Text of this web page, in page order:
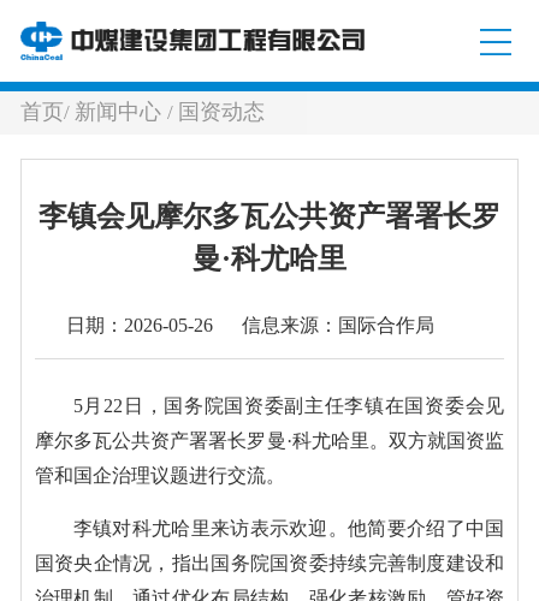
首页/ 新闻中心/ 国资动态
李镇会见摩尔多瓦公共资产署署长罗
曼·科尤哈里
日期：2026-05-26 信息来源：国际合作局
5月22日，国务院国资委副主任李镇在国资委会见
摩尔多瓦公共资产署署长罗曼·科尤哈里。双方就国资监
管和国企治理议题进行交流。
李镇对科尤哈里来访表示欢迎。他简要介绍了中国
国资央企情况，指出国务院国资委持续完善制度建设和